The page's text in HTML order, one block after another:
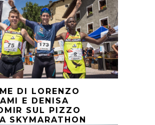
DI LORENZO
E DENISA
SUL PIZZO
SKYMARATHON